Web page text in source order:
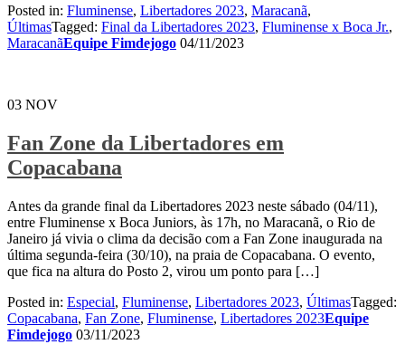
Posted in: Fluminense, Libertadores 2023, Maracanã,
ÚltimasTagged: Final da Libertadores 2023, Fluminense x Boca Jr.,
MaracanãEquipe Fimdejogo 04/11/2023
03 NOV
Fan Zone da Libertadores em
Copacabana
Antes da grande final da Libertadores 2023 neste sábado (04/11),
entre Fluminense x Boca Juniors, às 17h, no Maracanã, o Rio de
Janeiro já vivia o clima da decisão com a Fan Zone inaugurada na
última segunda-feira (30/10), na praia de Copacabana. O evento,
que fica na altura do Posto 2, virou um ponto para […]
Posted in: Especial, Fluminense, Libertadores 2023, ÚltimasTagged:
Copacabana, Fan Zone, Fluminense, Libertadores 2023Equipe
Fimdejogo 03/11/2023